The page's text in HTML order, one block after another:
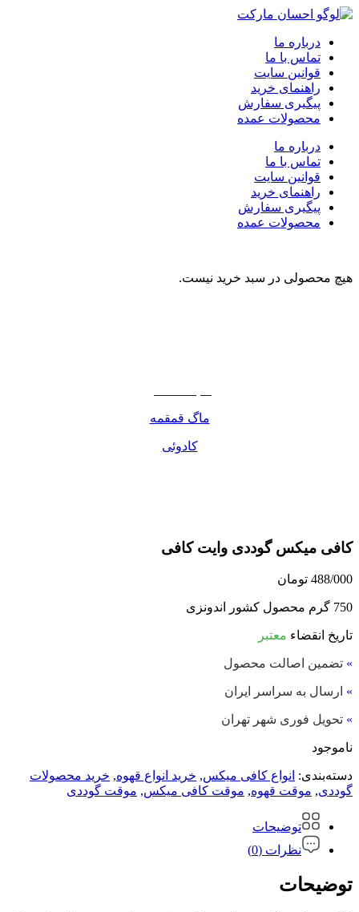
درباره ما
تماس با ما
قوانین سایت
راهنمای خرید
پیگیری سفارش
محصولات عمده
درباره ما
تماس با ما
قوانین سایت
راهنمای خرید
پیگیری سفارش
محصولات عمده
هیچ محصولی در سبد خرید نیست.
ماگ قمقمه
کادوئی
کافی میکس گوددی وایت کافی
488/000 تومان
750 گرم محصول کشور اندونزی
تاریخ انقضاء معتبر
» تضمین اصالت محصول
» ارسال به سراسر ایران
» تحویل فوری شهر تهران
ناموجود
دسته‌بندی: انواع کافی میکس, خرید انواع قهوه, خرید محصولات
گوددی, موقت قهوه, موقت کافی میکس, موقت گوددی
توضیحات
نظرات (0)
توضیحات